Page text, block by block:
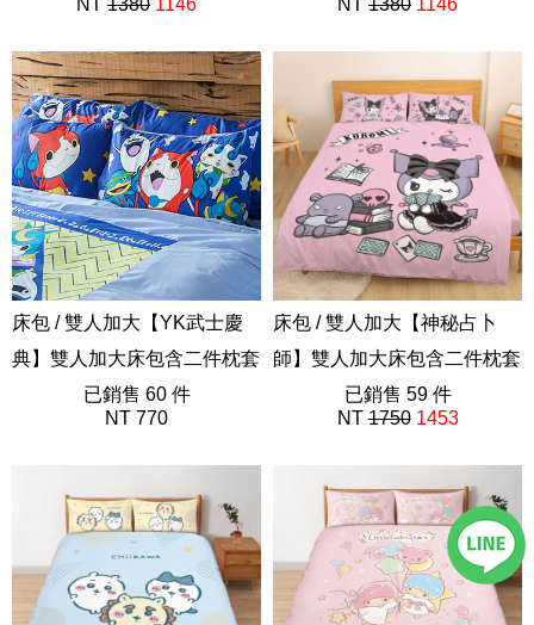
ABF201
NT 1380 1146
ABF201
NT 1380 1146
床包 / 雙人加大【YK武士慶
典】雙人加大床包含二件枕套
已銷售 60 件
NT 770
床包 / 雙人加大【神秘占卜
師】雙人加大床包含二件枕套
55%天絲 酷洛米 三麗鷗
ABF101
已銷售 59 件
NT1750 1453